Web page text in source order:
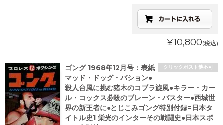
¥10,800(税込)
クリックポスト他不可
ゴング 1968年12月号：表紙
マッド・ドッグ・バション●
殺人台風に挑む猪木のコブラ旋風●キラー・カー
ル・コックス必殺のブレーン・バスター●西城世
界の新王者に●とじこみゴング特別付録=日本タ
イトル史1 栄光のインターその戦闘史●日本スポ